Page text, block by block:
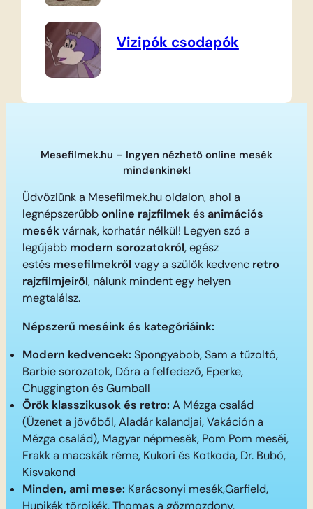
Vizipók csodapók
Mesefilmek.hu – Ingyen nézhető online mesék
mindenkinek!
Üdvözlünk a Mesefilmek.hu oldalon, ahol a
legnépszerűbbonline rajzfilmekésanimációs
mesékvárnak, korhatár nélkül! Legyen szó a
legújabb modern sorozatokról, egész
estés mesefilmekről vagy a szülők kedvenc retro
rajzfilmjeiről, nálunk mindent egy helyen
megtalálsz.
Népszerű meséink és kategóriáink:
Modern kedvencek: Spongyabob, Sam a tűzoltó,
Barbie sorozatok, Dóra a felfedező, Eperke,
Chuggington és Gumball
Örök klasszikusok és retro: A Mézga család
(Üzenet a jövőből, Aladár kalandjai, Vakáción a
Mézga család), Magyar népmesék, Pom Pom meséi,
Frakk a macskák réme, Kukori és Kotkoda, Dr. Bubó,
Kisvakond
Minden, ami mese: Karácsonyi mesék,Garfield,
Hupikék törpikék, Thomas a gőzmozdony,